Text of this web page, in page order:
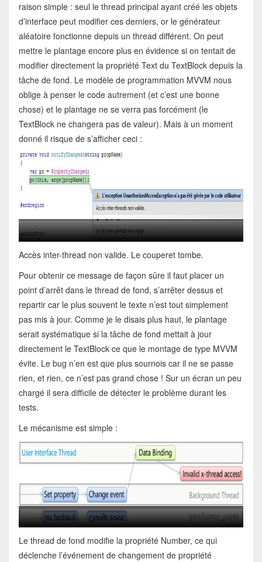
raison simple : seul le thread principal ayant créé les objets
d’interface peut modifier ces derniers, or le générateur
aléatoire fonctionne depuis un thread différent. On peut
mettre le plantage encore plus en évidence si on tentait de
modifier directement la propriété Text du TextBlock depuis la
tâche de fond. Le modèle de programmation MVVM nous
oblige à penser le code autrement (et c’est une bonne
chose) et le plantage ne se verra pas forcément (le
TextBlock ne changera pas de valeur). Mais à un moment
donné il risque de s’afficher ceci :
Accès inter-thread non valide. Le couperet tombe.
Pour obtenir ce message de façon sûre il faut placer un
point d’arrêt dans le thread de fond, s’arrêter dessus et
repartir car le plus souvent le texte n’est tout simplement
pas mis à jour. Comme je le disais plus haut, le plantage
serait systématique si la tâche de fond mettait à jour
directement le TextBlock ce que le montage de type MVVM
évite. Le bug n’en est que plus sournois car il ne se passe
rien, et rien, ce n’est pas grand chose ! Sur un écran un peu
chargé il sera difficile de détecter le problème durant les
tests.
Le mécanisme est simple :
Le thread de fond modifie la propriété Number, ce qui
déclenche l’événement de changement de propriété